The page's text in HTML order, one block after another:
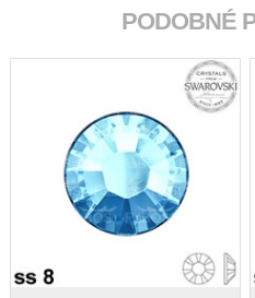
PODOBNÉ